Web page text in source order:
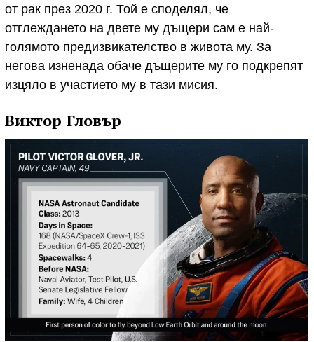
от рак през 2020 г. Той е споделял, че
отглеждането на двете му дъщери сам е най-
голямото предизвикателство в живота му. За
негова изненада обаче дъщерите му го подкрепят
изцяло в участието му в тази мисия.
Виктор Гловър